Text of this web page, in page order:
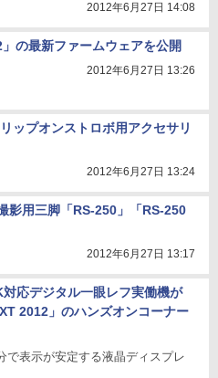
2012年6月27日 14:08
の最新ファームウェアを公開
2012年6月27日 13:26
リップオンストロボ用アクセサリ
2012年6月27日 13:24
影用三脚「RS-250」「RS-250
2012年6月27日 13:17
応デジタル一眼レフ実働機が
2012」のハンズオンコーナー
で表示が安定する液晶ディスプレ